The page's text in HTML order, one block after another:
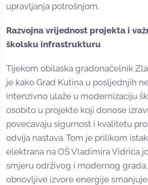
upravljanja potrošnjom.
Razvojna vrijednost projekta i
školsku infrastrukturu
Tijekom obilaska gradonačelnik
je kako Grad Kutina u posljednjih
intenzivno ulaže u modernizaciju
osobito u projekte koji donose
povećavaju sigurnost i kvalitetu
odvija nastava. Tom je prilikom
elektrana na OŠ Vladimira Vidrića
smjeru održivog i modernog
obnovljive izvore energije